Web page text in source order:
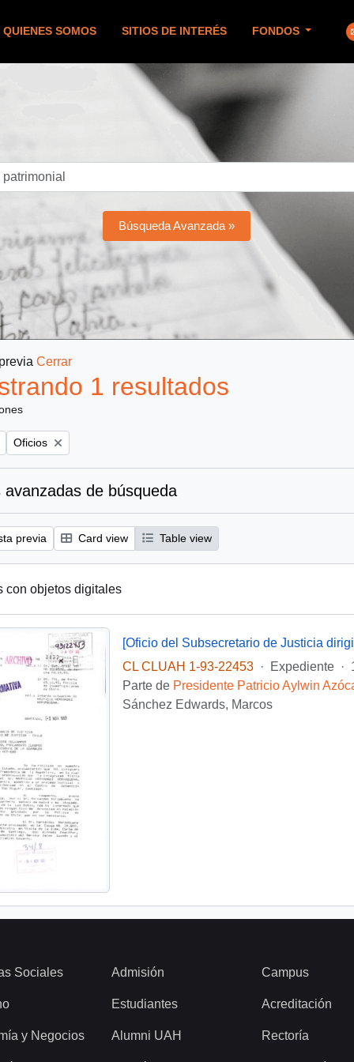
QUIENES SOMOS SITIOS DE INTERÉS FONDOS
Búsqueda Avanzada »
Cerrar
1 resultados
Remove filter:
Oficios
avanzadas de búsqueda
previa Card view Table view
con objetos digitales
CL CLUAH 1-93-22453 · Expediente ·
Parte de Presidente Patricio Aylwin
Sánchez Edwards, Marcos
Sociales
y Negocios
Admisión
Estudiantes
Alumni UAH
Campus
Acreditación
Rectoría